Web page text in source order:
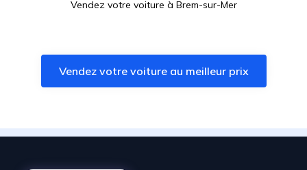
Vendez votre voiture à Brem-sur-Mer
Vendez votre voiture àLanderonde
Vendez votre voiture àNesmy
Vendez votre voiture au meilleur prix